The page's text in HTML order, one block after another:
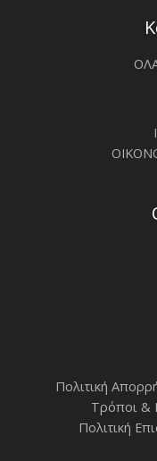
Πολιτική
Τρόποι &
Πολιτική